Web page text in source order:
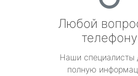
Любой
телефону
Наши специалисты
полную